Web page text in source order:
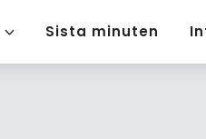
Sista minuten